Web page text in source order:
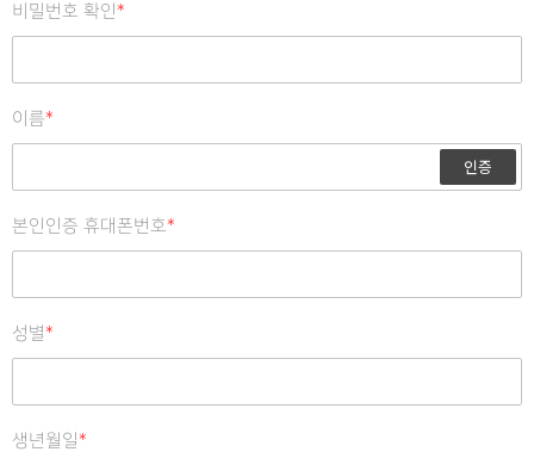
비밀번호 확인*
이름*
인증
본인인증 휴대폰번호*
성별*
생년월일*